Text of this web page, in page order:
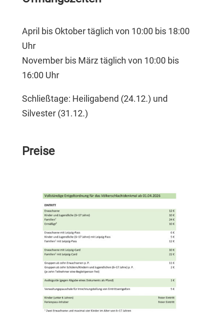
April bis Oktober täglich von 10:00 bis 18:00
Uhr
November bis März täglich von 10:00 bis
16:00 Uhr
Schließtage: Heiligabend (24.12.) und
Silvester (31.12.)
Preise